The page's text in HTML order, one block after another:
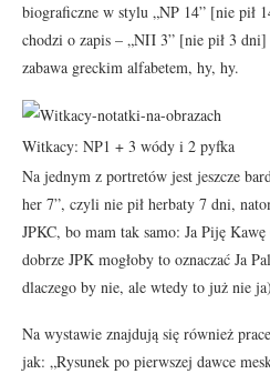
biograficzne w stylu „NP 14” [nie pił
chodzi o zapis – „NΠ 3” [nie pił 3
zabawa greckim alfabetem, hy, hy.
Witkacy: NP1 + 3 wódy i 2 pyfka
Na jednym z portretów jest jeszcze
her 7”, czyli nie pił herbaty 7 dni,
JPKC, bo mam tak samo: Ja Piję
dobrze JPK mogłoby to oznaczać Ja
dlaczego by nie, ale wtedy to już nie
Na wystawie znajdują się również
jak: „Rysunek po pierwszej dawce